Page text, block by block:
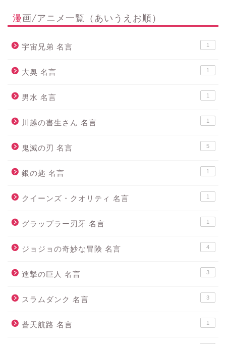
漫画/アニメ一覧（あいうえお順）
宇宙兄弟 名言 1
大奥 名言 1
男水 名言 1
川越の書生さん 名言 1
鬼滅の刃 名言 5
銀の匙 名言 1
クイーンズ・クオリティ 名言 1
グラップラー刃牙 名言 1
ジョジョの奇妙な冒険 名言 4
進撃の巨人 名言 3
スラムダンク 名言 3
蒼天航路 名言 1